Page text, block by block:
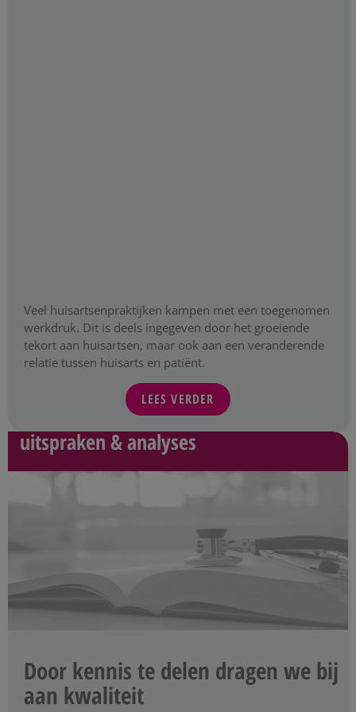
Veel huisartsenpraktijken kampen met een toegenomen
werkdruk. Dit is deels ingegeven door het groeiende
tekort aan huisartsen, maar ook aan een veranderende
relatie tussen huisarts en patiënt.
LEES VERDER
uitspraken & analyses
Door kennis te delen dragen we bij
aan kwaliteit